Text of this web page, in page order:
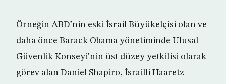
Örneğin ABD’nin eski İsrail Büyükelçisi olan ve
daha önce Barack Obama yönetiminde Ulusal
Güvenlik Konseyi’nin üst düzey yetkilisi olarak
görev alan Daniel Shapiro, İsrailli Haaretz